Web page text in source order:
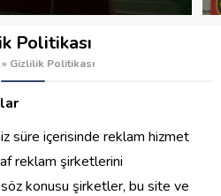
Politikası
» Gizlilik Politikası
süre içerisinde reklam hizmet
reklam şirketlerini
konusu şirketler, bu site ve